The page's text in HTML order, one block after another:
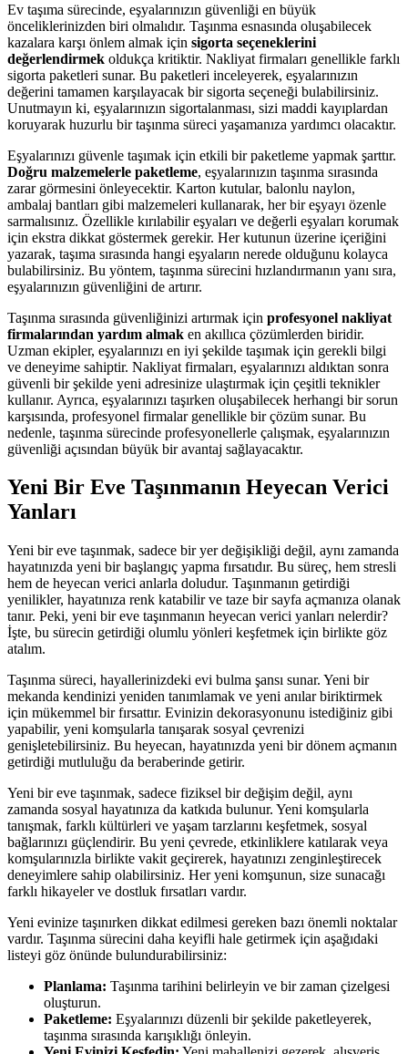
Ev taşıma sürecinde, eşyalarınızın güvenliği en büyük
önceliklerinizden biri olmalıdır. Taşınma esnasında oluşabilecek
kazalara karşı önlem almak için sigorta seçeneklerini
değerlendirmek oldukça kritiktir. Nakliyat firmaları genellikle farklı
sigorta paketleri sunar. Bu paketleri inceleyerek, eşyalarınızın
değerini tamamen karşılayacak bir sigorta seçeneği bulabilirsiniz.
Unutmayın ki, eşyalarınızın sigortalanması, sizi maddi kayıplardan
koruyarak huzurlu bir taşınma süreci yaşamanıza yardımcı olacaktır.
Eşyalarınızı güvenle taşımak için etkili bir paketleme yapmak şarttır.
Doğru malzemelerle paketleme, eşyalarınızın taşınma sırasında
zarar görmesini önleyecektir. Karton kutular, balonlu naylon,
ambalaj bantları gibi malzemeleri kullanarak, her bir eşyayı özenle
sarmalısınız. Özellikle kırılabilir eşyaları ve değerli eşyaları korumak
için ekstra dikkat göstermek gerekir. Her kutunun üzerine içeriğini
yazarak, taşıma sırasında hangi eşyaların nerede olduğunu kolayca
bulabilirsiniz. Bu yöntem, taşınma sürecini hızlandırmanın yanı sıra,
eşyalarınızın güvenliğini de artırır.
Taşınma sırasında güvenliğinizi artırmak için profesyonel nakliyat
firmalarından yardım almak en akıllıca çözümlerden biridir.
Uzman ekipler, eşyalarınızı en iyi şekilde taşımak için gerekli bilgi
ve deneyime sahiptir. Nakliyat firmaları, eşyalarınızı aldıktan sonra
güvenli bir şekilde yeni adresinize ulaştırmak için çeşitli teknikler
kullanır. Ayrıca, eşyalarınızı taşırken oluşabilecek herhangi bir sorun
karşısında, profesyonel firmalar genellikle bir çözüm sunar. Bu
nedenle, taşınma sürecinde profesyonellerle çalışmak, eşyalarınızın
güvenliği açısından büyük bir avantaj sağlayacaktır.
Yeni Bir Eve Taşınmanın Heyecan Verici
Yanları
Yeni bir eve taşınmak, sadece bir yer değişikliği değil, aynı zamanda
hayatınızda yeni bir başlangıç yapma fırsatıdır. Bu süreç, hem stresli
hem de heyecan verici anlarla doludur. Taşınmanın getirdiği
yenilikler, hayatınıza renk katabilir ve taze bir sayfa açmanıza olanak
tanır. Peki, yeni bir eve taşınmanın heyecan verici yanları nelerdir?
İşte, bu sürecin getirdiği olumlu yönleri keşfetmek için birlikte göz
atalım.
Taşınma süreci, hayallerinizdeki evi bulma şansı sunar. Yeni bir
mekanda kendinizi yeniden tanımlamak ve yeni anılar biriktirmek
için mükemmel bir fırsattır. Evinizin dekorasyonunu istediğiniz gibi
yapabilir, yeni komşularla tanışarak sosyal çevrenizi
genişletebilirsiniz. Bu heyecan, hayatınızda yeni bir dönem açmanın
getirdiği mutluluğu da beraberinde getirir.
Yeni bir eve taşınmak, sadece fiziksel bir değişim değil, aynı
zamanda sosyal hayatınıza da katkıda bulunur. Yeni komşularla
tanışmak, farklı kültürleri ve yaşam tarzlarını keşfetmek, sosyal
bağlarınızı güçlendirir. Bu yeni çevrede, etkinliklere katılarak veya
komşularınızla birlikte vakit geçirerek, hayatınızı zenginleştirecek
deneyimlere sahip olabilirsiniz. Her yeni komşunun, size sunacağı
farklı hikayeler ve dostluk fırsatları vardır.
Yeni evinize taşınırken dikkat edilmesi gereken bazı önemli noktalar
vardır. Taşınma sürecini daha keyifli hale getirmek için aşağıdaki
listeyi göz önünde bulundurabilirsiniz:
Planlama: Taşınma tarihini belirleyin ve bir zaman çizelgesi
oluşturun.
Paketleme: Eşyalarınızı düzenli bir şekilde paketleyerek,
taşınma sırasında karışıklığı önleyin.